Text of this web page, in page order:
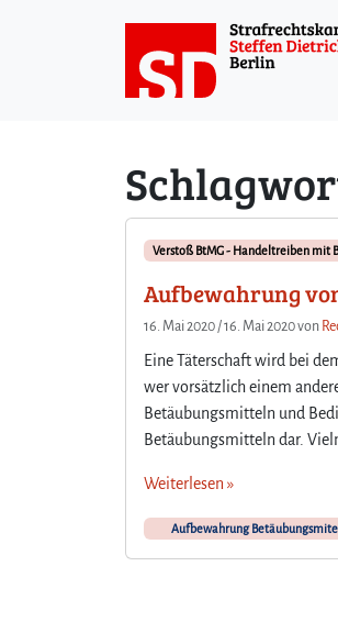
Verstoß BtMG - Handeltreiben mit
Aufbewahrung
16. Mai 2020 /16. Mai 2020von
Eine Täterschaft wird bei
wer vorsätzlich einem
Betäubungsmitteln und
Betäubungsmitteln dar.
Weiterlesen »
Aufbewahrung